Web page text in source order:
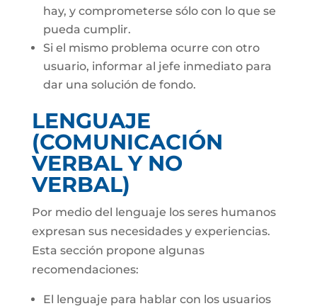
hay, y comprometerse sólo con lo que se
pueda cumplir.
Si el mismo problema ocurre con otro
usuario, informar al jefe inmediato para
dar una solución de fondo.
LENGUAJE
(COMUNICACIÓN
VERBAL Y NO
VERBAL)
Por medio del lenguaje los seres humanos
expresan sus necesidades y experiencias.
Esta sección propone algunas
recomendaciones:
El lenguaje para hablar con los usuarios